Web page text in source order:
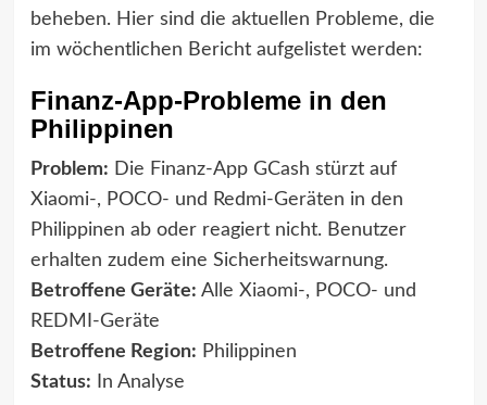
beheben. Hier sind die aktuellen Probleme, die
im wöchentlichen Bericht aufgelistet werden:
Finanz-App-Probleme in den
Philippinen
Problem: Die Finanz-App GCash stürzt auf
Xiaomi-, POCO- und Redmi-Geräten in den
Philippinen ab oder reagiert nicht. Benutzer
erhalten zudem eine Sicherheitswarnung.
Betroffene Geräte: Alle Xiaomi-, POCO- und
REDMI-Geräte
Betroffene Region: Philippinen
Status: In Analyse